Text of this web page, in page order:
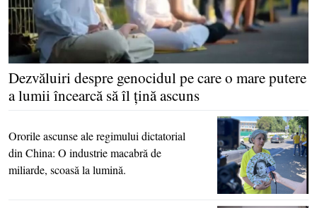
Dezvăluiri despre genocidul pe care o mare putere
a lumii încearcă să îl ţină ascuns
Ororile ascunse ale regimului dictatorial
din China: O industrie macabră de
miliarde, scoasă la lumină.